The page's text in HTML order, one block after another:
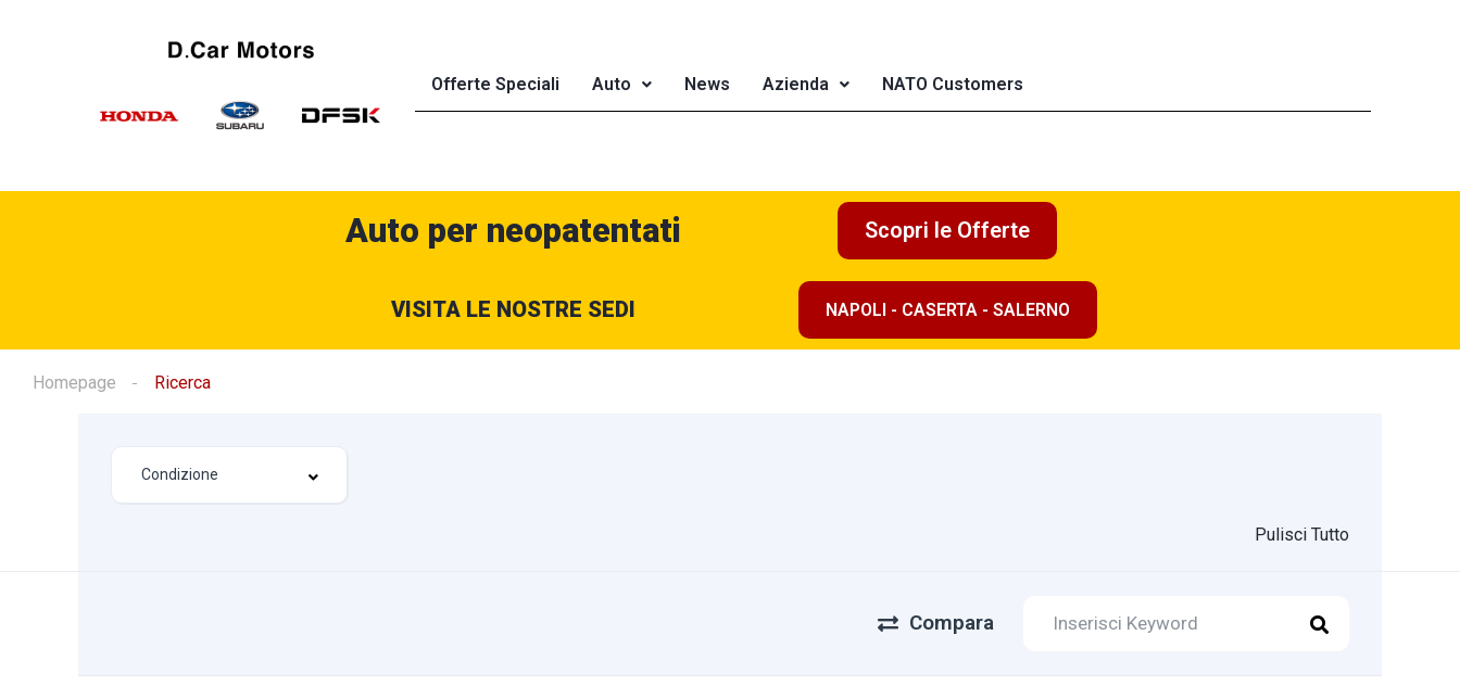
Offerte Speciali Auto News Azienda NATO Customers
Auto per neopatentati Scopri le Offerte
VISITA LE NOSTRE SEDI NAPOLI - CASERTA - SALERNO
Homepage Ricerca
Pulisci Tutto
Compara